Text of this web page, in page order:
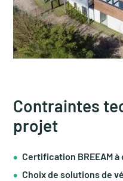
Contraintes
projet
Certification BREEAM
Choix de solutions de